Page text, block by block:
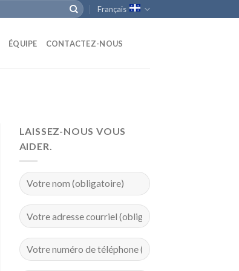
Français
ÉQUIPE CONTACTEZ-NOUS
LAISSEZ-NOUS VOUS
AIDER.